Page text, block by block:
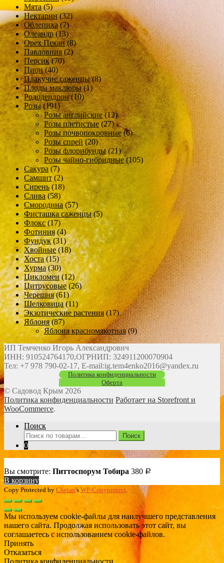
Мята (5)
Нектарин (32)
Облепиха (7)
Олеандр (13)
Орех Пекан (8)
Павловния (2)
Персик (70)
Пион (40)
Плакучие саженцы (8)
Плоды маклюры (1)
Рододендрон (10)
Розы (191)
Розы английские (12)
Розы плетистые (27)
Розы почвопокровные (6)
Розы спрей (20)
Розы флорибунды (21)
Розы чайно-гибридные (105)
Сакура (7)
Самшит (2)
Сирень (18)
Слива (58)
Смородина (57)
Фисташка саженцы (5)
Флокс (17)
Фотиния (4)
Фундук (31)
Хвойные (18)
Хоста (15)
Хурма (30)
Цикломен (12)
Цитрусовые (26)
Черешня (61)
Шелковица (11)
Экзотические растения (17)
Яблоня (87)
Яблоня красномякотная (9)
ИП Темченко Игорь Александрович
ИНН: 910524764170,ОГРНИП: 324911200070904
Тел: +7 978 790-02-17, E-mail:ig.tem4enko2016@yandex.ru
Политика конфиденциальности
Оферта
© Садовод Крым 2026
Политика конфиденциальности Работает на Storefront и
WooCommerce.
Поиск
Искать:
Поиск
0
Вы смотрите: Питтоспорум Тобира 380 Р
В корзину
Copy Protected by Chetan's WP-Copyprotect
Мы используем cookie-файлы для наилучшего представления
нашего сайта. Продолжая использовать этот сайт, вы
соглашаетесь с использованием cookie-файлов.
Принять
Отказаться
Политика конфиденциальности